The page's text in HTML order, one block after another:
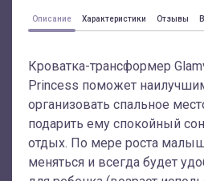
Описание Характеристики Отзывы
Кроватка-трансформер
Princess поможет
организовать спальное
подарить ему спокойный
отдых. По мере роста
меняться и всегда будет